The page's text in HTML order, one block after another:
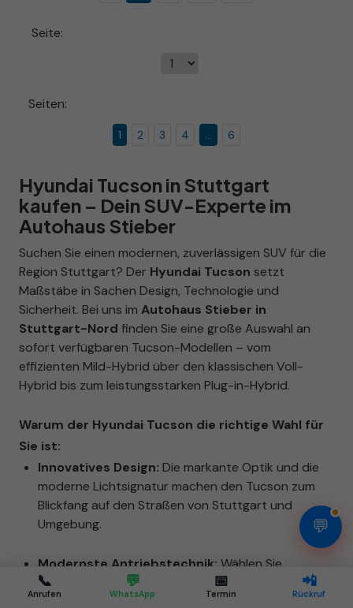
Seite:
Seiten:
1 2 3 4 ... 6
Hyundai Tucson in Stuttgart
kaufen – Dein SUV-Experte im
Autohaus Stieber
Suchen Sie einen modernen, zuverlässigen SUV für die
Region Stuttgart? Der Hyundai Tucson setzt
Maßstäbe in Sachen Design, Technologie und
Sicherheit. Bei uns im Autohaus Stieber in
Stuttgart-Nord finden Sie eine große Auswahl an
sofort verfügbaren Tucson-Modellen – vom
effizienten Mild-Hybrid über den klassischen Voll-
Hybrid bis zum leistungsstarken Plug-in-Hybrid.
Warum der Hyundai Tucson die richtige Wahl für
Sie ist:
Innovatives Design: Die markante Optik und die
moderne Lichtsignatur machen den Tucson zum
Blickfang auf den Straßen von Stuttgart und
Umgebung.
Modernste Antriebstechnik: Wählen Sie
zwischen verschiedenen Hybrid-Varianten für
maximale Effizienz und geringen Verbrauch im
📞
Anrufen
💬
WhatsApp
📅
Termin
📲
Rückruf
💬